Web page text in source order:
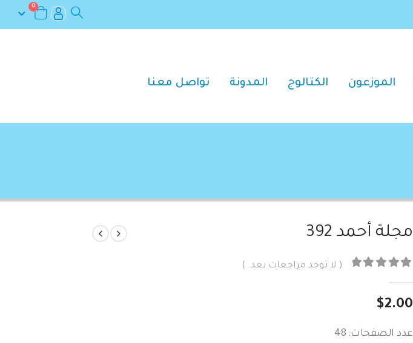
0
الموزعون الكتالوج المدونة تواصل معنا
مجلة أحمد 392
( لا توجد مراجعات بعد. )
$2.00
عدد الصفحات: 48